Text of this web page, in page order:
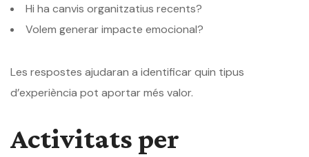
Hi ha canvis organitzatius recents?
Volem generar impacte emocional?
Les respostes ajudaran a identificar quin tipus
d’experiència pot aportar més valor.
Activitats per